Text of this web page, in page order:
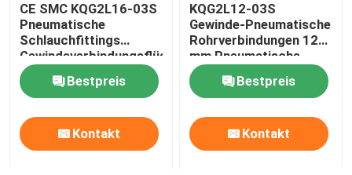
CE SMC KQG2L16-03S
Pneumatische
Schlauchfittings
Gewindeverbindungsflüssigkeit
SS316
Bestpreis
Kontakt
KQG2L12-03S
Gewinde-Pneumatische
Rohrverbindungen 12
mm Pneumatische
Rohrverbindungen
Bestpreis
Kontakt